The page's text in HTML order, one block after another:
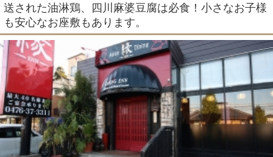
送された油淋鶏、四川麻婆豆腐は必食！小さなお子様
も安心なお座敷もあります。